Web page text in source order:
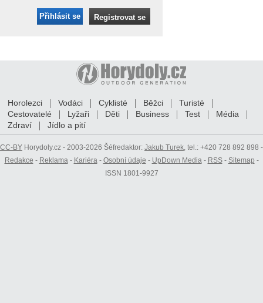
Přihlásit se Registrovat se
Horolezci Vodáci Cyklisté Běžci
Turisté
Cestovatelé
Lyžaři Děti Business Test
Média
Zdraví
Jídlo a pití
CC-BY Horydoly.cz - 2003-2026 Šéfredaktor: Jakub Turek, tel.: +420 728 892 898 -
Redakce - Reklama- Kariéra- Osobní údaje - UpDown Media- RSS- Sitemap -
ISSN 1801-9927